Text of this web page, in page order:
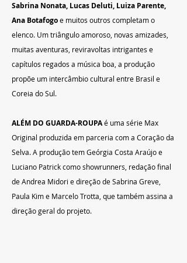
Sabrina Nonata, Lucas Deluti, Luiza Parente,
Ana Botafogo e muitos outros completam o
elenco. Um triângulo amoroso, novas amizades,
muitas aventuras, reviravoltas intrigantes e
capítulos regados a música boa, a produção
propõe um intercâmbio cultural entre Brasil e
Coreia do Sul.
ALÉM DO GUARDA-ROUPA é uma série Max
Original produzida em parceria com a Coração da
Selva. A produção tem Geórgia Costa Araújo e
Luciano Patrick como showrunners, redação final
de Andrea Midori e direção de Sabrina Greve,
Paula Kim e Marcelo Trotta, que também assina a
direção geral do projeto.